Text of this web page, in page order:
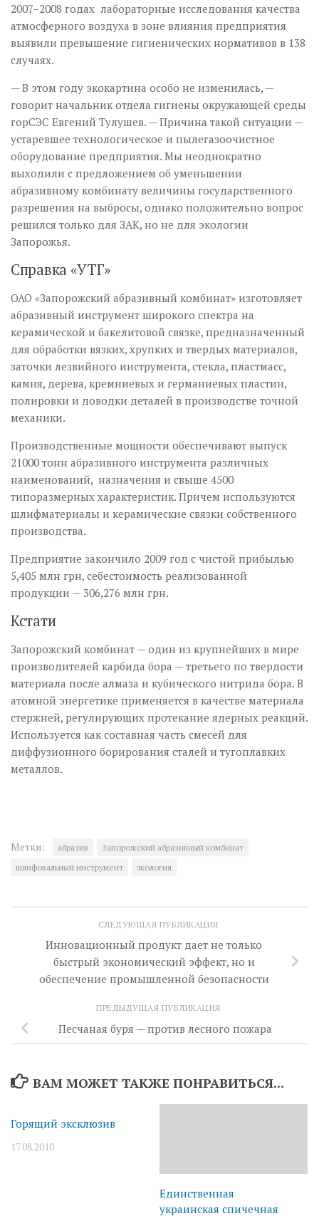
2007–2008 годах лабораторные ис­следования качества
атмо­сферного воздуха в зоне влияния предприятия
выявили превышение гигиенических нормативов в 138
случаях.
— В этом году экокартина особо не изменилась, —
говорит начальник отдела гигиены окружающей среды
горСЭС Евгений Тулушев. — Причина такой ситуации —
устаревшее технологическое и пылегазоочистное
оборудование предприятия. Мы неоднократно
выходили с предложением об уменьшении
абразивному комбинату величины государственного
разрешения на выбросы, однако положительно вопрос
решился только для ЗАК, но не для экологии
Запорожья.
Справка «УТГ»
ОАО «Запорожский абразивный комбинат» изготовляет
абразивный инструмент широкого спектра на
керамической и бакелитовой связке, предназначенный
для обработки вязких, хрупких и твердых материалов,
заточки лезвийного инструмента, стекла, пластмасс,
камня, дерева, кремниевых и германиевых пластин,
полировки и доводки деталей в производстве точной
механики.
Производственные мощности обеспечивают выпуск
21000 тонн абразивного инструмента различных
наименований, назначения и свыше 4500
типоразмерных характеристик. Причем используются
шлифматериалы и керамические связки собственного
производства.
Предприятие закончило 2009 год с чистой прибылью
5,405 млн грн, себестоимость реализованной
продукции — 306,276 млн грн.
Кстати
Запорожский комбинат — один из крупнейших в мире
производителей карбида бора — третьего по твердости
материала после алмаза и кубического нитрида бора. В
атомной энергетике применяется в качестве материала
стержней, регулирующих протекание ядерных реакций.
Используется как составная часть смесей для
диффузионного борирования сталей и тугоплавких
металлов.
Метки: абразив
Запорожский абразивный комбинат
шлифовальный инструмент
экология
СЛЕДУЮЩАЯ ПУБЛИКАЦИЯ
Инновационный продукт дает не только
быстрый экономический эффект, но и
обеспечение промышленной безопасности
ПРЕДЫДУЩАЯ ПУБЛИКАЦИЯ
Песчаная буря — против лесного пожара
ВАМ МОЖЕТ ТАКЖЕ ПОНРАВИТЬСЯ...
Горящий эксклюзив
17.08.2010
Единственная
украинская спичечная